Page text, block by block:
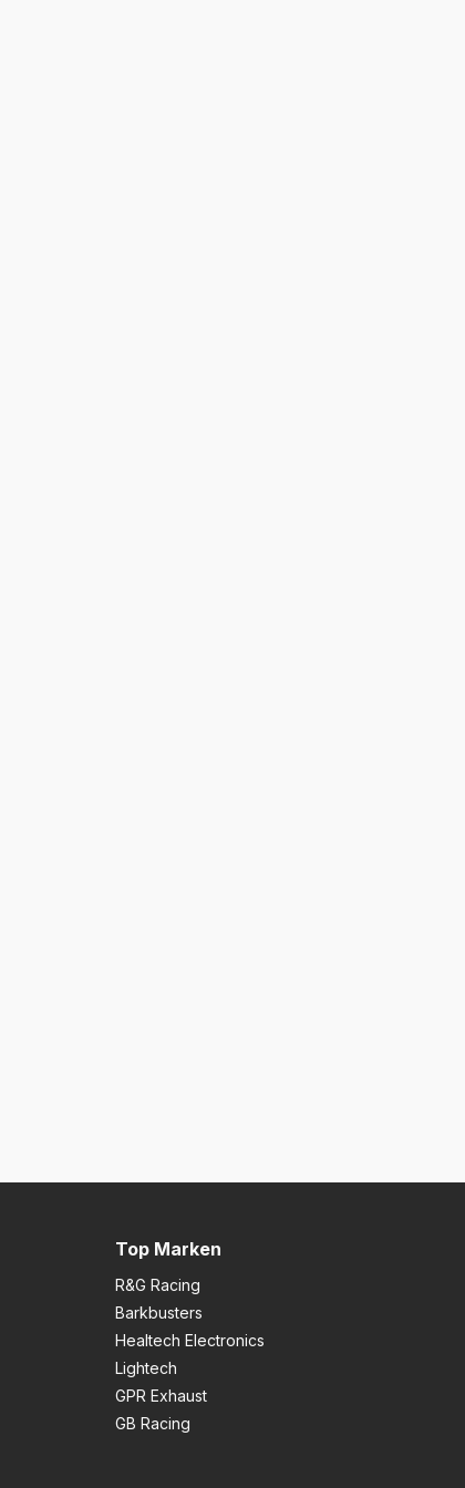
Top Marken
R&G Racing
Barkbusters
Healtech Electronics
Lightech
GPR Exhaust
GB Racing